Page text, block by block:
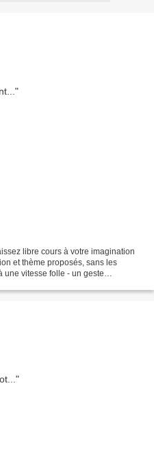
libre cours à votre imagination
et thème proposés, sans les
une vitesse folle - un geste